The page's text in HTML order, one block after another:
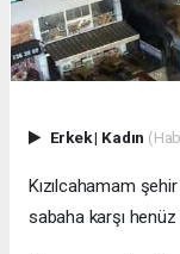
Erkek| Kadın
Kızılcahamam
sabaha karşı henüz